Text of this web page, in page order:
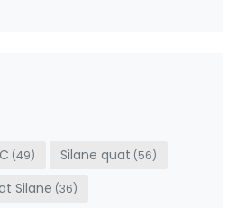
(49) Silane quat (56)
Silane (36)